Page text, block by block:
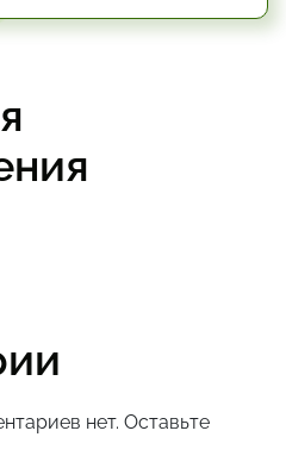
нет. Оставьте